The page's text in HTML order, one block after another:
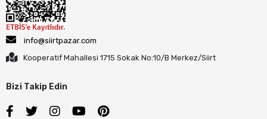
info@siirtpazar.com
Kooperatif Mahallesi 1715 Sokak No:10/B Merkez/Siirt
Bizi Takip Edin